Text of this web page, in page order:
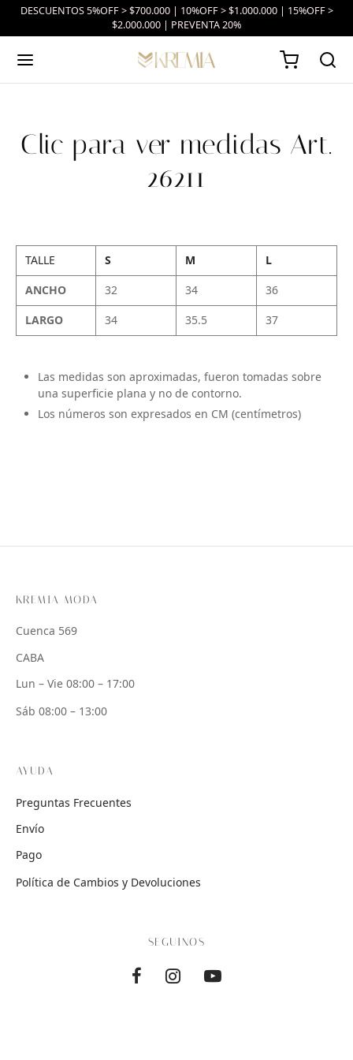
DESCUENTOS 5%OFF > $700.000 | 10%OFF > $1.000.000 | 15%OFF >
$2.000.000 | PREVENTA 20%
Clic para ver medidas Art.
26211
TALLE S M
L
ANCHO
32 34
36
LARGO
34 35.5 37
Las medidas son aproximadas, fueron tomadas sobre
una superficie plana y no de contorno.
Los números son expresados en CM (centímetros)
KREMIA MODA
Cuenca 569
CABA
Lun – Vie 08:00 – 17:00
Sáb 08:00 – 13:00
AYUDA
Preguntas Frecuentes
Envío
Pago
Política de Cambios y Devoluciones
SEGUINOS